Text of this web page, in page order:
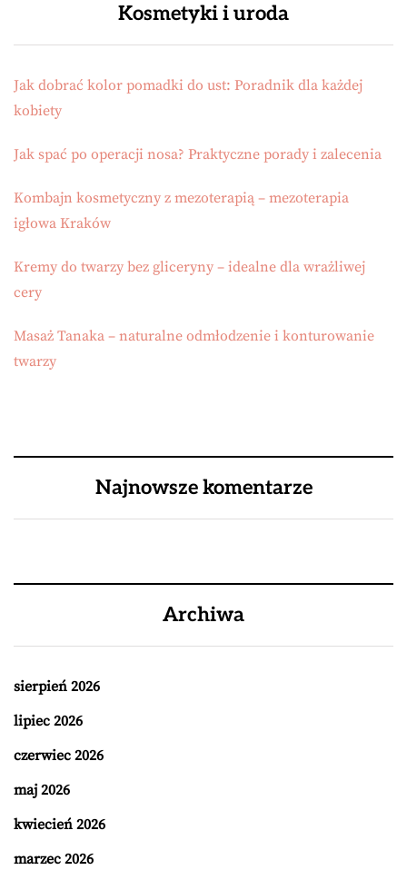
Kosmetyki i uroda
Jak dobrać kolor pomadki do ust: Poradnik dla każdej
kobiety
Jak spać po operacji nosa? Praktyczne porady i zalecenia
Kombajn kosmetyczny z mezoterapią – mezoterapia
igłowa Kraków
Kremy do twarzy bez gliceryny – idealne dla wrażliwej
cery
Masaż Tanaka – naturalne odmłodzenie i konturowanie
twarzy
Najnowsze komentarze
Archiwa
sierpień 2026
lipiec 2026
czerwiec 2026
maj 2026
kwiecień 2026
marzec 2026